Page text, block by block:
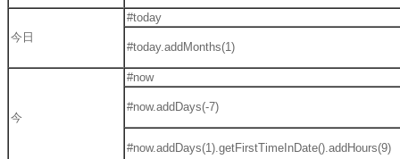
今日
#today
#today.addMonths(1)
今
#now
#now.addDays(-7)
#now.addDays(1).getFirstTimeInDate().addHours(9)